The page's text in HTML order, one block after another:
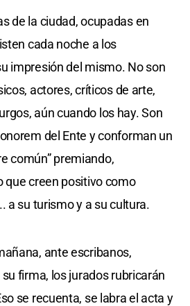
de la ciudad, ocupadas en
cada noche a los
impresión del mismo. No son
actores, críticos de arte,
aún cuando los hay. Son
del Ente y conforman un
común” premiando,
que creen positivo como
a su turismo y a su cultura.
ante escribanos,
firma, los jurados rubricarán
se recuenta, se labra el acta y